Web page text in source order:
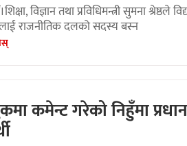
विज्ञान तथा प्रविधिमन्त्री सुमना श्रेष्ठले
राजनीतिक दलको सदस्य बस्न
कमेन्ट गरेको निहुँमा